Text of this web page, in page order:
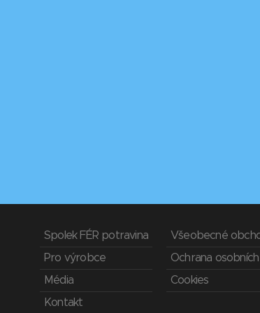
Spolek FÉR potravina
Pro výrobce
Média
Kontakt
Všeobecné
Ochrana osobních
Cookies